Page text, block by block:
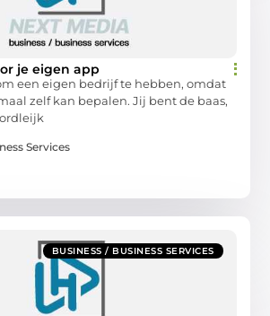
je eigen app
een eigen bedrijf te hebben, omdat
zelf kan bepalen. Jij bent de baas,
Services
BUSINESS / BUSINESS SERVICES